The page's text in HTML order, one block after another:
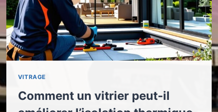
VITRAGE
Comment un vitrier peut-il